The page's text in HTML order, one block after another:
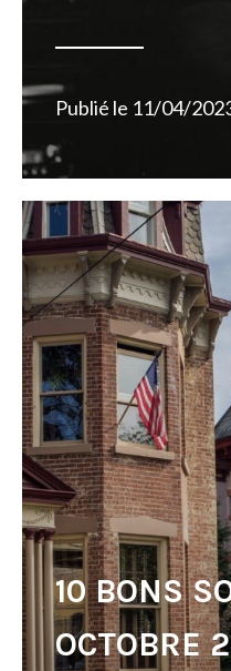
Publié le 11/04/
10 BONS
OCTOBRE